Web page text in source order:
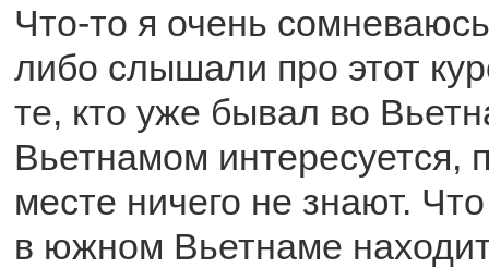
Что-то я очень
либо слышали про этот
те, кто уже бывал во
Вьетнамом интересуется,
месте ничего не знают.
в южном Вьетнаме